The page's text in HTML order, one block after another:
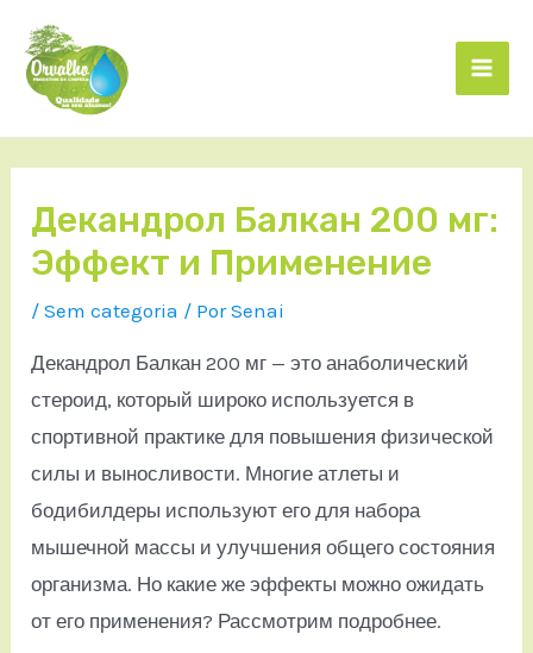
Декандрол Балкан 200 мг:
Эффект и Применение
/Sem categoria / PorSenai
Декандрол Балкан 200 мг — это анаболический
стероид, который широко используется в
спортивной практике для повышения физической
силы и выносливости. Многие атлеты и
бодибилдеры используют его для набора
мышечной массы и улучшения общего состояния
организма. Но какие же эффекты можно ожидать
от его применения? Рассмотрим подробнее.